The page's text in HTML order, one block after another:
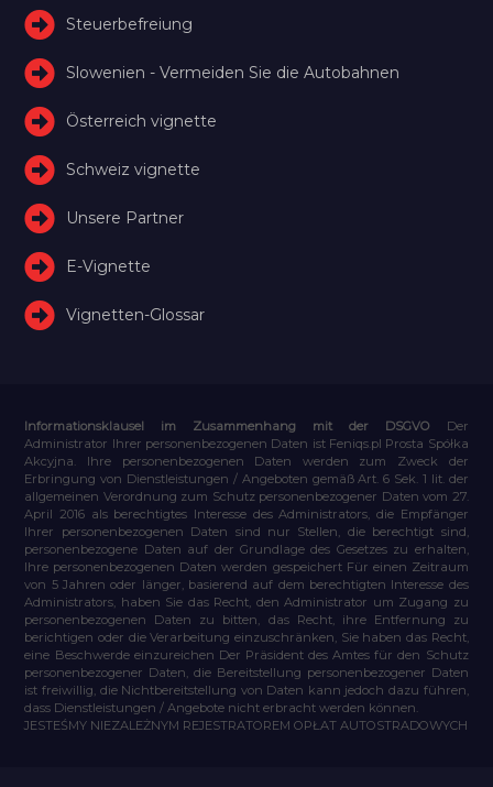
Steuerbefreiung
Slowenien - Vermeiden Sie die Autobahnen
Österreich vignette
Schweiz vignette
Unsere Partner
E-Vignette
Vignetten-Glossar
Informationsklausel im Zusammenhang mit der DSGVO
Der
Administrator Ihrer personenbezogenen Daten ist Feniqs.pl Prosta Spółka
Akcyjna. Ihre personenbezogenen Daten werden zum Zweck der
Erbringung von Dienstleistungen / Angeboten gemäß Art. 6 Sek. 1 lit. der
allgemeinen Verordnung zum Schutz personenbezogener Daten vom 27.
April 2016 als berechtigtes Interesse des Administrators, die Empfänger
Ihrer personenbezogenen Daten sind nur Stellen, die berechtigt sind,
personenbezogene Daten auf der Grundlage des Gesetzes zu erhalten,
Ihre personenbezogenen Daten werden gespeichert Für einen Zeitraum
von 5 Jahren oder länger, basierend auf dem berechtigten Interesse des
Administrators, haben Sie das Recht, den Administrator um Zugang zu
personenbezogenen Daten zu bitten, das Recht, ihre Entfernung zu
berichtigen oder die Verarbeitung einzuschränken, Sie haben das Recht,
eine Beschwerde einzureichen Der Präsident des Amtes für den Schutz
personenbezogener Daten, die Bereitstellung personenbezogener Daten
ist freiwillig, die Nichtbereitstellung von Daten kann jedoch dazu führen,
dass Dienstleistungen / Angebote nicht erbracht werden können.
JESTEŚMY NIEZALEŻNYM REJESTRATOREM OPŁAT AUTOSTRADOWYCH